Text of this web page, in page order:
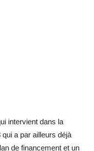
intervient dans la
a par ailleurs déjà
de financement et un